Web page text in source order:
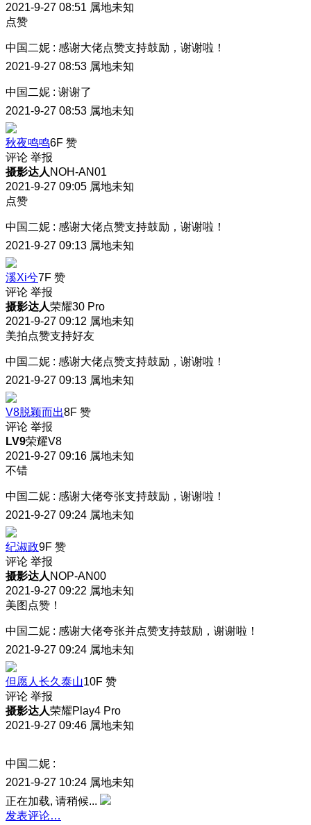
2021-9-27 08:51 属地未知
点赞
中国二妮 : 感谢大佬点赞支持鼓励，谢谢啦！
2021-9-27 08:53 属地未知
中国二妮 : 谢谢了
2021-9-27 08:53 属地未知
秋夜鸣鸣6F 赞
评论 举报
摄影达人 NOH-AN01
2021-9-27 09:05 属地未知
点赞
中国二妮 : 感谢大佬点赞支持鼓励，谢谢啦！
2021-9-27 09:13 属地未知
溪Xi兮7F 赞
评论 举报
摄影达人荣耀30 Pro
2021-9-27 09:12 属地未知
美拍点赞支持好友
中国二妮 : 感谢大佬点赞支持鼓励，谢谢啦！
2021-9-27 09:13 属地未知
V8脱颖而出8F 赞
评论 举报
LV9荣耀V8
2021-9-27 09:16 属地未知
不错
中国二妮 : 感谢大佬夸张支持鼓励，谢谢啦！
2021-9-27 09:24 属地未知
纪淑政9F 赞
评论 举报
摄影达人 NOP-AN00
2021-9-27 09:22 属地未知
美图点赞！
中国二妮 : 感谢大佬夸张并点赞支持鼓励，谢谢啦！
2021-9-27 09:24 属地未知
但愿人长久泰山10F 赞
评论 举报
摄影达人荣耀Play4 Pro
2021-9-27 09:46 属地未知
中国二妮 :
2021-9-27 10:24 属地未知
正在加载, 请稍候...
发表评论…